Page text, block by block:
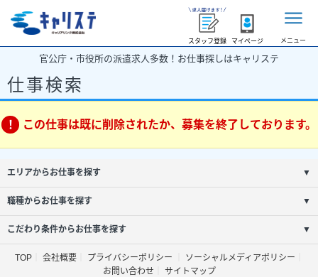
スタッフ登録 マイページ メニュー
官公庁・市役所の派遣求人多数！お仕事探しはキャリステ
仕事検索
この仕事は既に削除されたか、募集を終了しております。
エリアからお仕事を探す ▼
職種からお仕事を探す ▼
こだわり条件からお仕事を探す ▼
TOP 会社概要 プライバシーポリシー
ソーシャルメディアポリシー
お問い合わせ
サイトマップ